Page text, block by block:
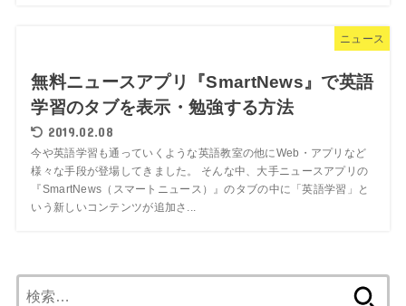
ニュース
無料ニュースアプリ『SmartNews』で英語
学習のタブを表示・勉強する方法
2019.02.08
今や英語学習も通っていくような英語教室の他にWeb・アプリなど
様々な手段が登場してきました。 そんな中、大手ニュースアプリの
『SmartNews（スマートニュース）』のタブの中に「英語学習」と
いう新しいコンテンツが追加さ...